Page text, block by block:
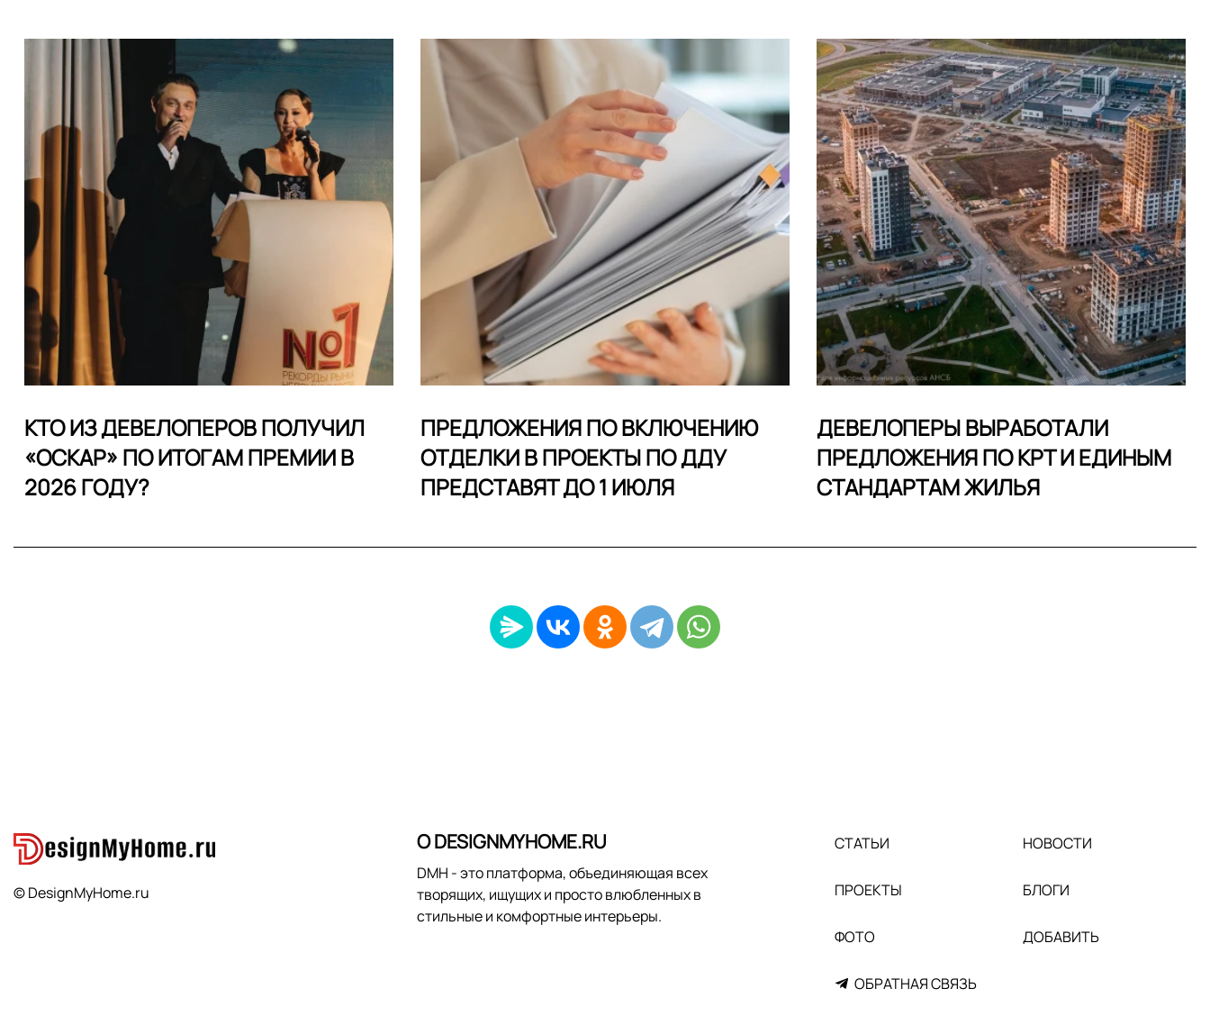
КТО ИЗ ДЕВЕЛОПЕРОВ ПОЛУЧИЛ
«ОСКАР» ПО ИТОГАМ ПРЕМИИ В
2026 ГОДУ?
ПРЕДЛОЖЕНИЯ ПО ВКЛЮЧЕНИЮ
ОТДЕЛКИ В ПРОЕКТЫ ПО ДДУ
ПРЕДСТАВЯТ ДО 1 ИЮЛЯ
ДЕВЕЛОПЕРЫ ВЫРАБОТАЛИ
ПРЕДЛОЖЕНИЯ ПО КРТ И ЕДИНЫМ
СТАНДАРТАМ ЖИЛЬЯ
© DesignMyHome.ru
О DESIGNMYHOME.RU
DMH - это платформа, объединяющая всех
творящих, ищущих и просто влюбленных в
стильные и комфортные интерьеры.
СТАТЬИ НОВОСТИ
ПРОЕКТЫ БЛОГИ
ФОТО ДОБАВИТЬ
ОБРАТНАЯ СВЯЗЬ